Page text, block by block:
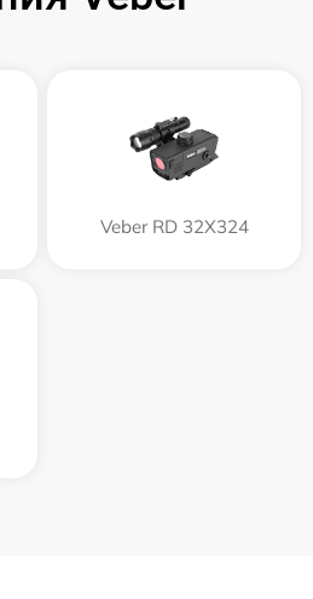
Veber RD 32X324